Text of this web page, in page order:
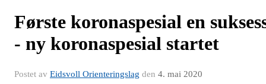
Første koronaspesial en
- ny koronaspesial startet
Postet av Eidsvoll Orienteringslag den 4. mai 2020